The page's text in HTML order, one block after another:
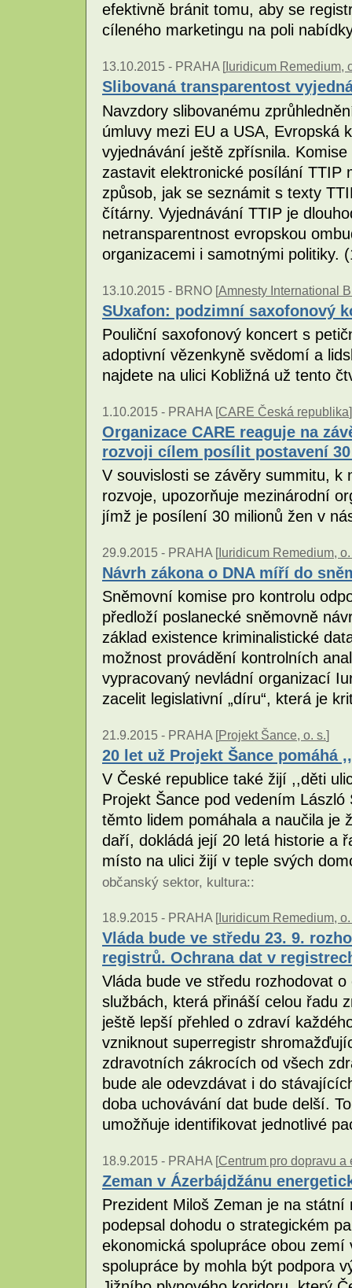
efektivně bránit tomu, aby se
cíleného marketingu na poli
13.10.2015 - PRAHA [Iuridicum Remedium,
Slibovaná transparentost
Navzdory slibovanému
úmluvy mezi EU a USA, Evropská
vyjednávání ještě zpřísnila.
zastavit elektronické posílání TTIP
způsob, jak se seznámit s texty
čítárny. Vyjednávání TTIP je
netransparentnost evropskou
organizacemi i samotnými politiky.
13.10.2015 - BRNO [Amnesty International
SUxafon: podzimní saxofonový
Pouliční saxofonový koncert s
adoptivní vězenkyně svědomí a
najdete na ulici Kobližná už tento
1.10.2015 - PRAHA [CARE Česká republika]
Organizace CARE reaguje na
rozvoji cílem posílit postavení
V souvislosti se závěry summitu, k
rozvoje, upozorňuje mezinárodní
jímž je posílení 30 milionů žen v
29.9.2015 - PRAHA [Iuridicum Remedium,
Návrh zákona o DNA míří do
Sněmovní komise pro kontrolu
předloží poslanecké sněmovně
základ existence kriminalistické
možnost provádění kontrolních
vypracovaný nevládní organizací
zacelit legislativní „díru“, která je
21.9.2015 - PRAHA [Projekt Šance, o. s.]
20 let už Projekt Šance pomáhá
V České republice také žijí ,,děti
Projekt Šance pod vedením
těmto lidem pomáhala a naučila je
daří, dokládá její 20 letá historie a
místo na ulici žijí v teple svých
občanský sektor, kultura::
18.9.2015 - PRAHA [Iuridicum Remedium,
Vláda bude ve středu 23. 9.
registrů. Ochrana dat v
Vláda bude ve středu rozhodovat
službách, která přináší celou řadu
ještě lepší přehled o zdraví
vzniknout superregistr
zdravotních zákrocích od všech
bude ale odevzdávat i do
doba uchovávání dat bude delší.
umožňuje identifikovat jednotlivé
18.9.2015 - PRAHA [Centrum pro dopravu a
Zeman v Ázerbájdžánu
Prezident Miloš Zeman je na
podepsal dohodu o strategickém
ekonomická spolupráce obou
spolupráce by mohla být podpora